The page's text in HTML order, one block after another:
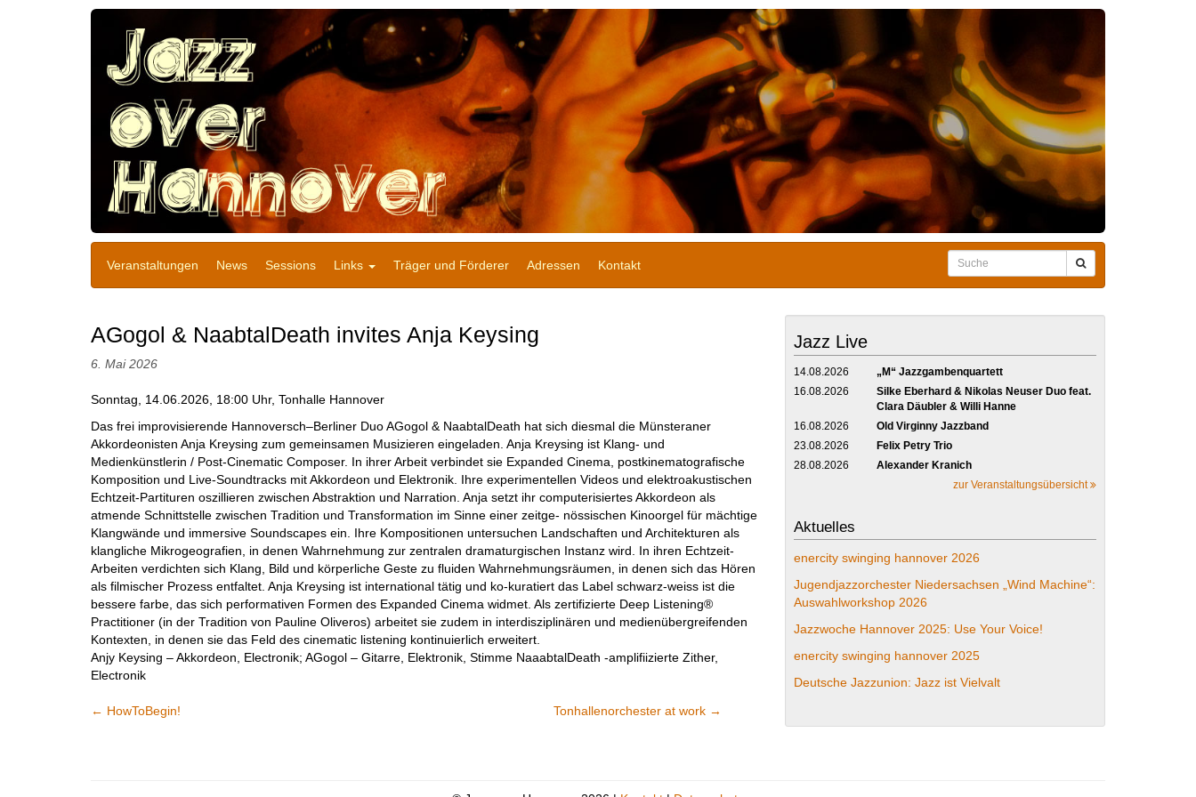
Veranstaltungen News Sessions Links Träger und Förderer Adressen Kontakt
AGogol & NaabtalDeath invites Anja Keysing
6. Mai 2026
Sonntag, 14.06.2026, 18:00 Uhr, Tonhalle Hannover
Das frei improvisierende Hannoversch–Berliner Duo AGogol & NaabtalDeath hat sich diesmal die Münsteraner
Akkordeonisten Anja Kreysing zum gemeinsamen Musizieren eingeladen. Anja Kreysing ist Klang- und
Medienkünstlerin / Post-Cinematic Composer. In ihrer Arbeit verbindet sie Expanded Cinema, postkinematografische
Komposition und Live-Soundtracks mit Akkordeon und Elektronik. Ihre experimentellen Videos und elektroakustischen
Echtzeit-Partituren oszillieren zwischen Abstraktion und Narration. Anja setzt ihr computerisiertes Akkordeon als
atmende Schnittstelle zwischen Tradition und Transformation im Sinne einer zeitge- nössischen Kinoorgel für mächtige
Klangwände und immersive Soundscapes ein. Ihre Kompositionen untersuchen Landschaften und Architekturen als
klangliche Mikrogeografien, in denen Wahrnehmung zur zentralen dramaturgischen Instanz wird. In ihren Echtzeit-
Arbeiten verdichten sich Klang, Bild und körperliche Geste zu fluiden Wahrnehmungsräumen, in denen sich das Hören
als filmischer Prozess entfaltet. Anja Kreysing ist international tätig und ko-kuratiert das Label schwarz-weiss ist die
bessere farbe, das sich performativen Formen des Expanded Cinema widmet. Als zertifizierte Deep Listening®
Practitioner (in der Tradition von Pauline Oliveros) arbeitet sie zudem in interdisziplinären und medienübergreifenden
Kontexten, in denen sie das Feld des cinematic listening kontinuierlich erweitert.
Anjy Keysing – Akkordeon, Electronik; AGogol – Gitarre, Elektronik, Stimme NaaabtalDeath -amplifiizierte Zither,
Electronik
← HowToBegin! Tonhallenorchester at work →
Jazz Live
14.08.2026
„M“ Jazzgambenquartett
16.08.2026
Silke Eberhard & Nikolas Neuser Duo feat.
Clara Däubler & Willi Hanne
16.08.2026
Old Virginny Jazzband
23.08.2026
Felix Petry Trio
28.08.2026
Alexander Kranich
zur Veranstaltungsübersicht
Aktuelles
enercity swinging hannover 2026
Jugendjazzorchester Niedersachsen „Wind Machine“:
Auswahlworkshop 2026
Jazzwoche Hannover 2025: Use Your Voice!
enercity swinging hannover 2025
Deutsche Jazzunion: Jazz ist Vielvalt